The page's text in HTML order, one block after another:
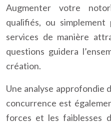
Augmenter votre
qualifiés, ou
services de manière
questions guidera
création.
Une analyse approfondie
concurrence est
forces et les faiblesses